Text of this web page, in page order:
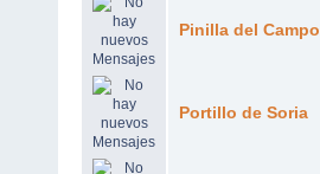
Pinilla del Campo
Portillo de Soria